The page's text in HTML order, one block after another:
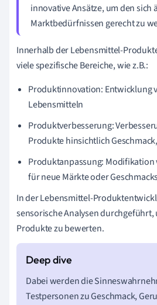
innovative Ansätze, um den sich
Marktbedürfnissen gerecht zu
Innerhalb der Lebensmittel-
viele spezifische Bereiche, wie z.B.:
Produktinnovation: Entwicklung
Lebensmitteln
Produktverbesserung:
Produkte hinsichtlich
Produktanpassung:
für neue Märkte oder
In der Lebensmittel-
sensorische Analysen durchgeführt,
Produkte zu bewerten.
Dabei werden die
Testpersonen zu Geschmack,